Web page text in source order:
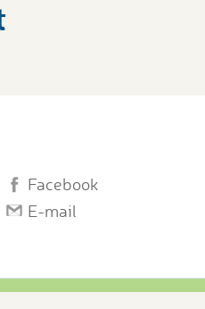
Facebook
E-mail